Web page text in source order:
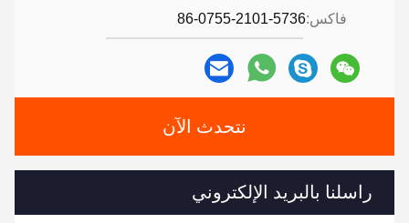
فاكس:86-0755-2101-5736
نتحدث الآن
راسلنا بالبريد الإلكتروني